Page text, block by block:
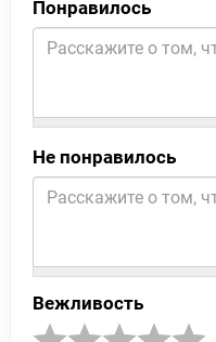
Понравилось
Не понравилось
Вежливость